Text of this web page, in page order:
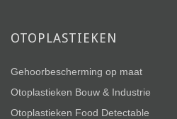
OTOPLASTIEKEN
Gehoorbescherming op maat
Otoplastieken Bouw & Industrie
Otoplastieken Food Detectable